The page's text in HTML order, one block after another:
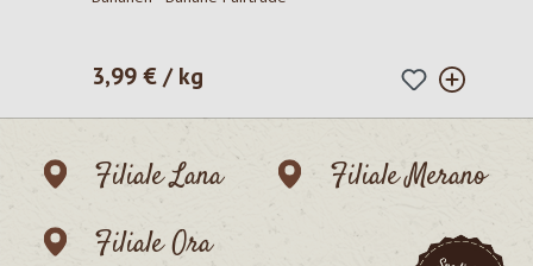
Prezzo normale:
3,99 € / kg
Filiale Lana
Filiale Merano
Filiale Ora